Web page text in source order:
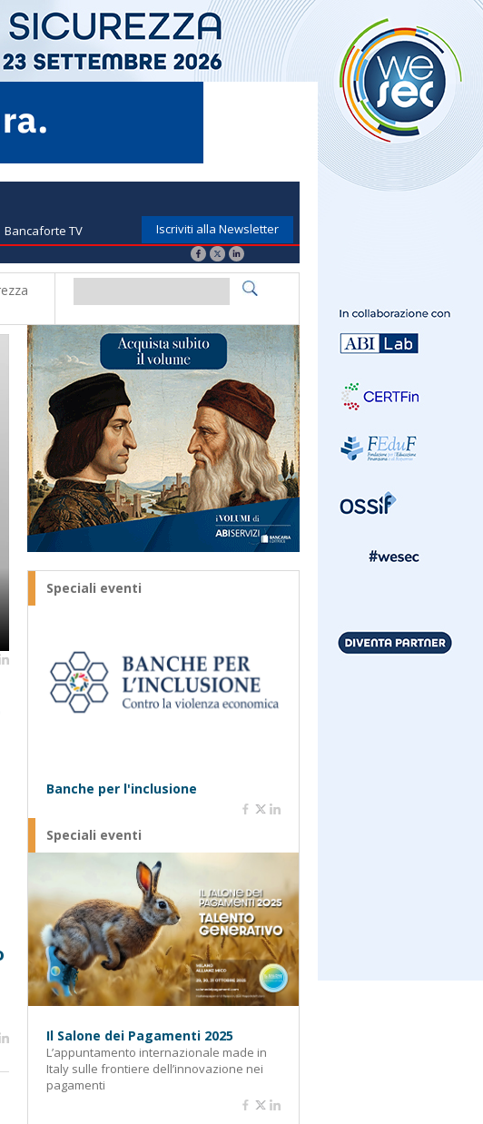
Bancaforte TV Iscriviti alla Newsletter
Speciali eventi
Banche per l'inclusione
Speciali eventi
Il Salone dei Pagamenti 2025
L’appuntamento internazionale made in
Italy sulle frontiere dell’innovazione nei
pagamenti